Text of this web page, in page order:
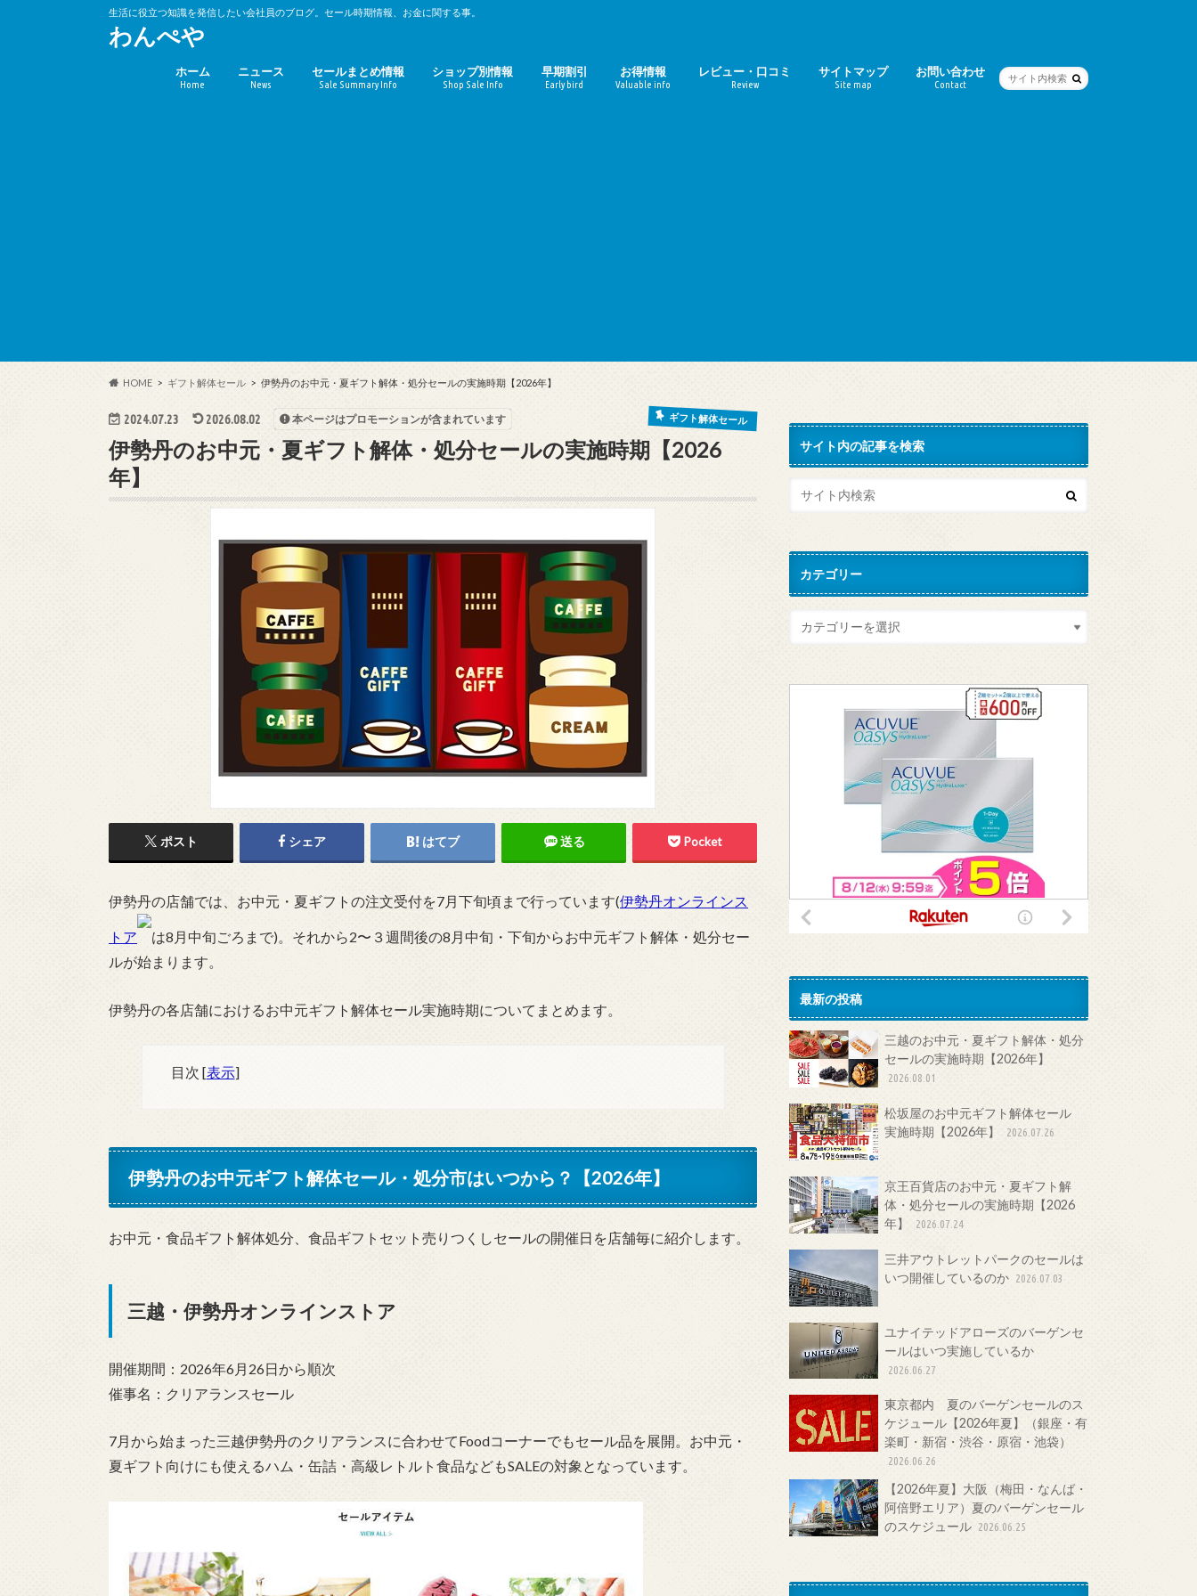
生活に役立つ知識を発信したい会社員のブログ。セール時期情報、お金に関する事。
わんぺや
ホーム
Home
ニュース
News
セールまとめ情報
Sale Summary Info
ショップ別情報
Shop Sale Info
早期割引
Early bird
お得情報
Valuable info
レビュー・口コミ
Review
サイトマップ
Site map
お問い合わせ
Contact
HOME ギフト解体セール 伊勢丹のお中元・夏ギフト解体・処分セールの実施時期【2026年】
2024.07.23 2026.08.02 ギフト解体セール
本ページはプロモーションが含まれています
伊勢丹のお中元・夏ギフト解体・処分セールの実施時期【2026
年】
ポスト シェア はてブ 送る Pocket
伊勢丹の店舗では、お中元・夏ギフトの注文受付を7月下旬頃まで行っています(伊勢丹オンラインス
トア
は8月中旬ごろまで)。それから2〜３週間後の8月中旬・下旬からお中元ギフト解体・処分セー
ルが始まります。
伊勢丹の各店舗におけるお中元ギフト解体セール実施時期についてまとめます。
目次 [表示]
伊勢丹のお中元ギフト解体セール・処分市はいつから？【2026年】
お中元・食品ギフト解体処分、食品ギフトセット売りつくしセールの開催日を店舗毎に紹介します。
三越・伊勢丹オンラインストア
開催期間：2026年6月26日から順次
催事名：クリアランスセール
7月から始まった三越伊勢丹のクリアランスに合わせてFoodコーナーでもセール品を展開。お中元・
夏ギフト向けにも使えるハム・缶詰・高級レトルト食品などもSALEの対象となっています。
サイト内の記事を検索
カテゴリー
最新の投稿
三越のお中元・夏ギフト解体・処分
セールの実施時期【2026年】
2026.08.01
松坂屋のお中元ギフト解体セール
実施時期【2026年】
2026.07.26
京王百貨店のお中元・夏ギフト解
体・処分セールの実施時期【2026
年】
2026.07.24
三井アウトレットパークのセールは
いつ開催しているのか 2026.07.03
ユナイテッドアローズのバーゲンセ
ールはいつ実施しているか
2026.06.27
東京都内 夏のバーゲンセールのス
ケジュール【2026年夏】（銀座・有
楽町・新宿・渋谷・原宿・池袋）
2026.06.26
【2026年夏】大阪（梅田・なんば・
阿倍野エリア）夏のバーゲンセール
のスケジュール 2026.06.25